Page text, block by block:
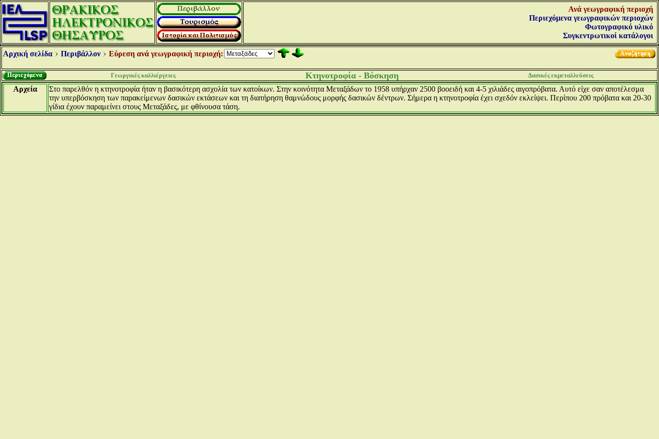
Ανά γεωγραφική περιοχή
Περιεχόμενα γεωγραφικών περιοχών
Φωτογραφικό υλικό
Συγκεντρωτικοί κατάλογοι
Αρχική σελίδα Περιβάλλον Εύρεση ανά γεωγραφική περιοχή:
Γεωργικές καλλιέργειες Κτηνοτροφία - Βόσκηση Δασικές εκμεταλλεύσεις
Αρχεία
Στο παρελθόν η κτηνοτροφία ήταν η βασικότερη ασχολία των κατοίκων. Στην κοινότητα Μεταξάδων το 1958 υπήρχαν 2500 βοοειδή και 4-5 χιλιάδες αιγοπρόβατα. Αυτό είχε σαν αποτέλεσμα
την υπερβόσκηση των παρακείμενων δασικών εκτάσεων και τη διατήρηση θαμνώδους μορφής δασικών δέντρων. Σήμερα η κτηνοτροφία έχει σχεδόν εκλείψει. Περίπου 200 πρόβατα και 20-30
γίδια έχουν παραμείνει στους Μεταξάδες, με φθίνουσα τάση.